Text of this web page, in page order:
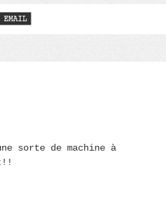
sorte de machine à